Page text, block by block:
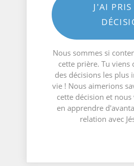
J'AI
Nous sommes si
cette prière. Tu viens
des décisions les plus
vie ! Nous aimerions
cette décision et
en apprendre
relation avec